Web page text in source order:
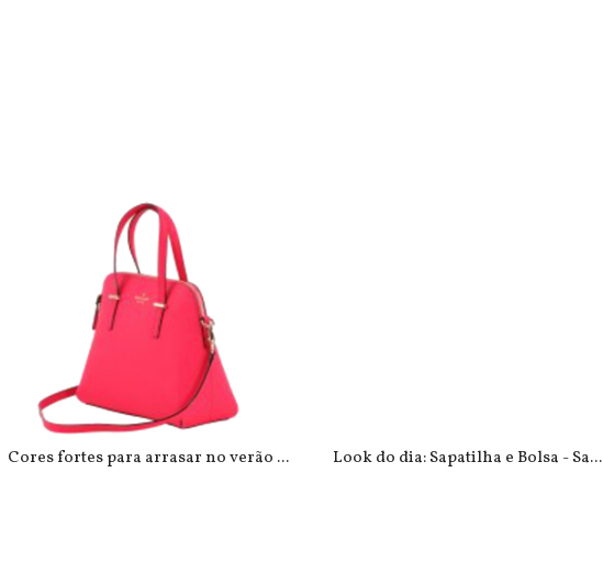
Cores fortes para arrasar no verão ... Look do dia: Sapatilha e Bolsa - Sa...